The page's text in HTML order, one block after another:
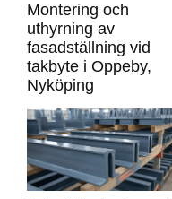
Montering och
uthyrning av
fasadställning vid
takbyte i Oppeby,
Nyköping